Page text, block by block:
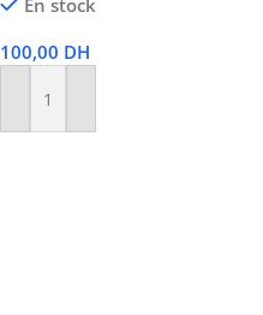
En stock
100,00 DH
Ajouter Au Panier